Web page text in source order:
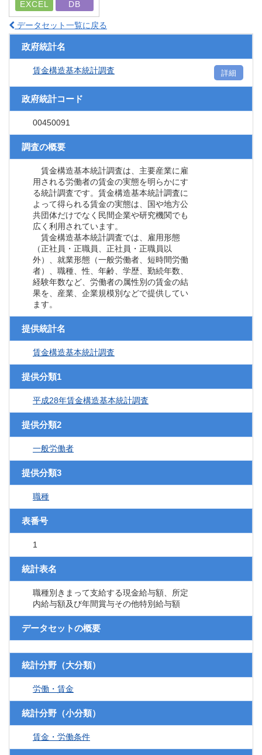
EXCEL DB
データセット一覧に戻る
政府統計名
賃金構造基本統計調査 詳細
政府統計コード
00450091
調査の概要
賃金構造基本統計調査は、主要産業に雇
用される労働者の賃金の実態を明らかにす
る統計調査です。賃金構造基本統計調査に
よって得られる賃金の実態は、国や地方公
共団体だけでなく民間企業や研究機関でも
広く利用されています。
賃金構造基本統計調査では、雇用形態
（正社員・正職員、正社員・正職員以
外）、就業形態（一般労働者、短時間労働
者）、職種、性、年齢、学歴、勤続年数、
経験年数など、労働者の属性別の賃金の結
果を、産業、企業規模別などで提供してい
ます。
提供統計名
賃金構造基本統計調査
提供分類1
平成28年賃金構造基本統計調査
提供分類2
一般労働者
提供分類3
職種
表番号
1
統計表名
職種別きまって支給する現金給与額、所定
内給与額及び年間賞与その他特別給与額
データセットの概要
統計分野（大分類）
労働・賃金
統計分野（小分類）
賃金・労働条件